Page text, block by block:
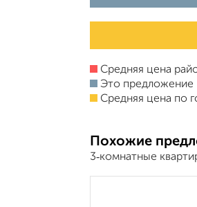
Средняя цена
Это предложение
Средняя цена по
Похожие
3‑комнатные